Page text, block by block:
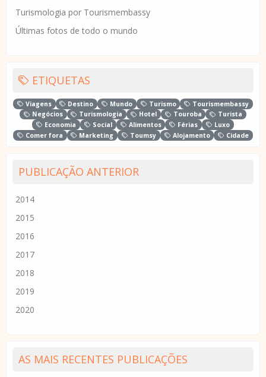
Turismologia por Tourismembassy
Últimas fotos de todo o mundo
ETIQUETAS
Viagens Destino Mundo Turismo
Tourismembassy
Negócios
Turismologia Hotel Touroba
Turista
Economia
Social Alimentos Férias
Luxo
Comer fora
Marketing Toumsy Alojamento Cidade
PUBLICAÇÃO ANTERIOR
2014
2015
2016
2017
2018
2019
2020
AS MAIS RECENTES PUBLICAÇÕES